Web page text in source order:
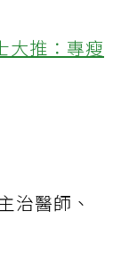
大推：專瘦
治醫師、